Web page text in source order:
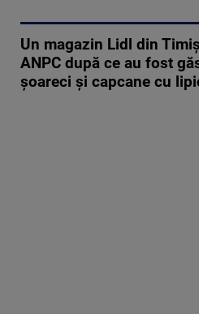
Un magazin Lidl din
ANPC după ce au fost
șoareci și capcane cu